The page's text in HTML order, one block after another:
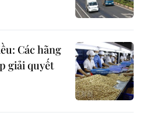
Các hãng
giải quyết